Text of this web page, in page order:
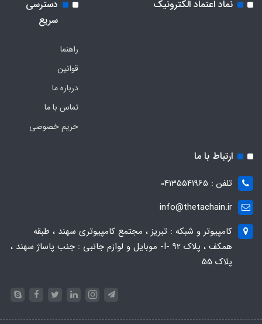
نماد اعتماد الکترونیک
دسترسی
سریع
راهنما
قوانین
درباره ما
تماس با ما
حریم خصوصی
ارتباط با ما
تلفن : 04135541965
info@thetachain.ir
کامپیوتر و شبکه : تبریز ، مجتمع کامپیوتری سهند ، طبقه
همکف ، پلاک 92 -I- موبایل و لوازم جانبی : جنب پاساژ سهند ،
پلاک 55